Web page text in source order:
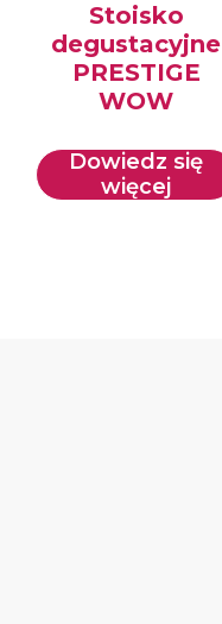
Stoisko
degustacyjne
PRESTIGE
WOW
Dowiedz się
więcej